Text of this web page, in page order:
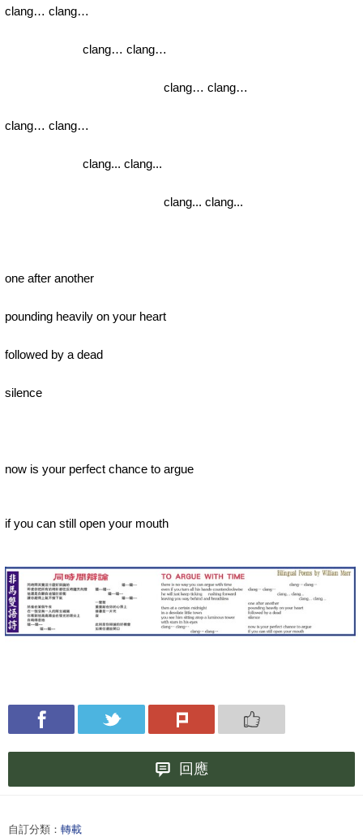
clang… clang…
clang… clang…
clang… clang…
clang… clang…
clang... clang...
clang... clang...
one after another
pounding heavily on your heart
followed by a dead
silence
now is your perfect chance to argue
if you can still open your mouth
回應
自訂分類： 轉載